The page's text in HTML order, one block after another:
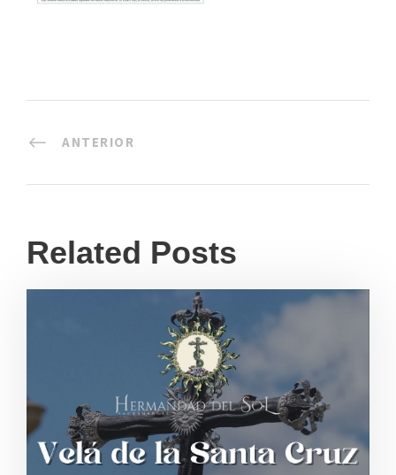
ANTERIOR
Related Posts